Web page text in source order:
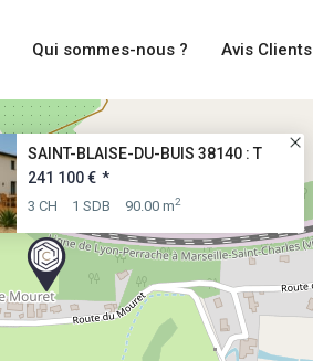
Qui sommes-nous ? Avis Clients
SAINT-BLAISE-DU-BUIS 38140 : T
241 100 € *
3 CH 1 SDB 90.00 m2